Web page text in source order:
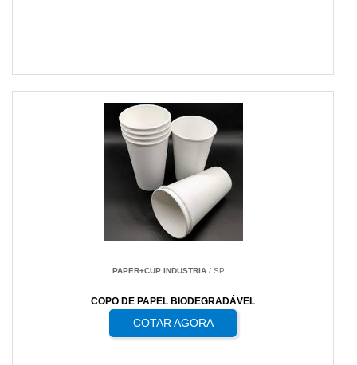
PAPER+CUP INDUSTRIA / SP
COPO DE PAPEL BIODEGRADÁVEL
COTAR AGORA